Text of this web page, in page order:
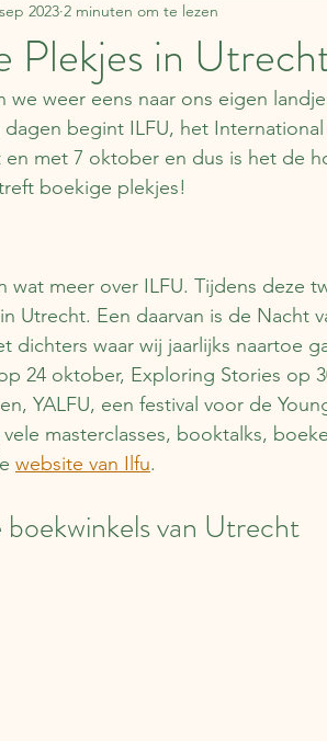
Zweden
Estland Italië
Japan Duitsland
Syrië Schotland
Plekjes in
2023 2 minuten om te lezen
we weer eens naar ons eigen
begint ILFU, het
met 7 oktober en dus is het de
boekige plekjes!
wat meer over ILFU. Tijdens deze
Utrecht. Een daarvan is de Nacht
dichters waar wij jaarlijks naartoe
24 oktober, Exploring Stories op
YALFU, een festival voor de
masterclasses, booktalks,
website van Ilfu.
boekwinkels van Utrecht